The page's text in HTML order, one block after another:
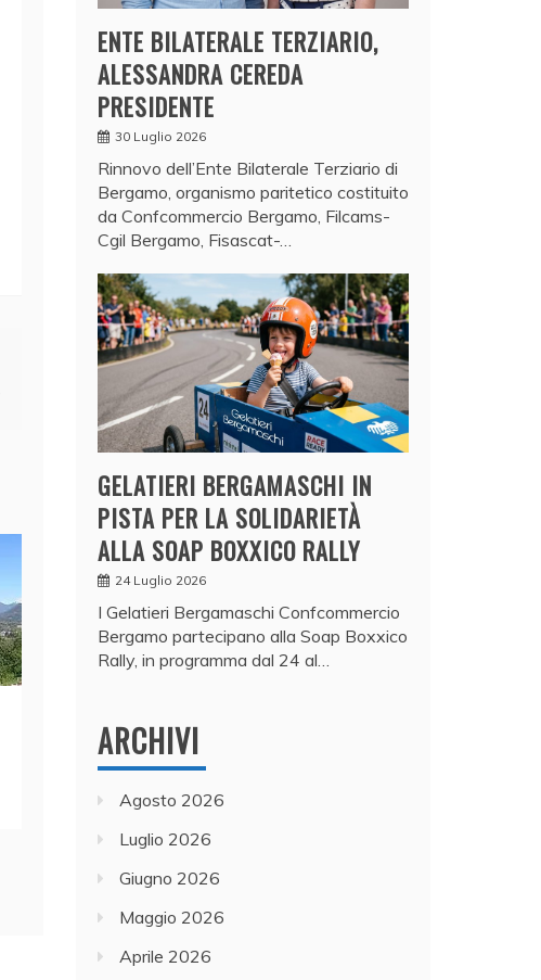
ENTE BILATERALE TERZIARIO,
ALESSANDRA CEREDA
PRESIDENTE
30 Luglio 2026
Rinnovo dell’Ente Bilaterale Terziario di
Bergamo, organismo paritetico costituito
da Confcommercio Bergamo, Filcams-
Cgil Bergamo, Fisascat-…
GELATIERI BERGAMASCHI IN
PISTA PER LA SOLIDARIETÀ
ALLA SOAP BOXXICO RALLY
24 Luglio 2026
I Gelatieri Bergamaschi Confcommercio
Bergamo partecipano alla Soap Boxxico
Rally, in programma dal 24 al…
ARCHIVI
Agosto 2026
Luglio 2026
Giugno 2026
Maggio 2026
Aprile 2026